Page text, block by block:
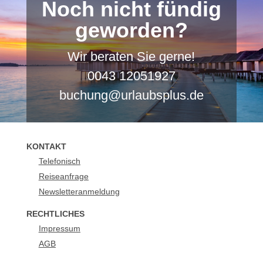
Noch nicht fündig
geworden?
Wir beraten Sie gerne!
0043 12051927
buchung@urlaubsplus.de
KONTAKT
Telefonisch
Reiseanfrage
Newsletteranmeldung
RECHTLICHES
Impressum
AGB